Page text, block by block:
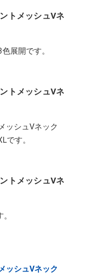
トメッシュVネ
展開です。
トメッシュVネ
ッシュVネック
です。
トメッシュVネ
ッシュVネック